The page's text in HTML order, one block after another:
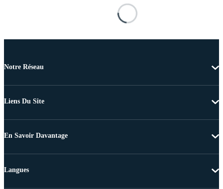
Notre Réseau
Liens Du Site
En Savoir Davantage
Langues